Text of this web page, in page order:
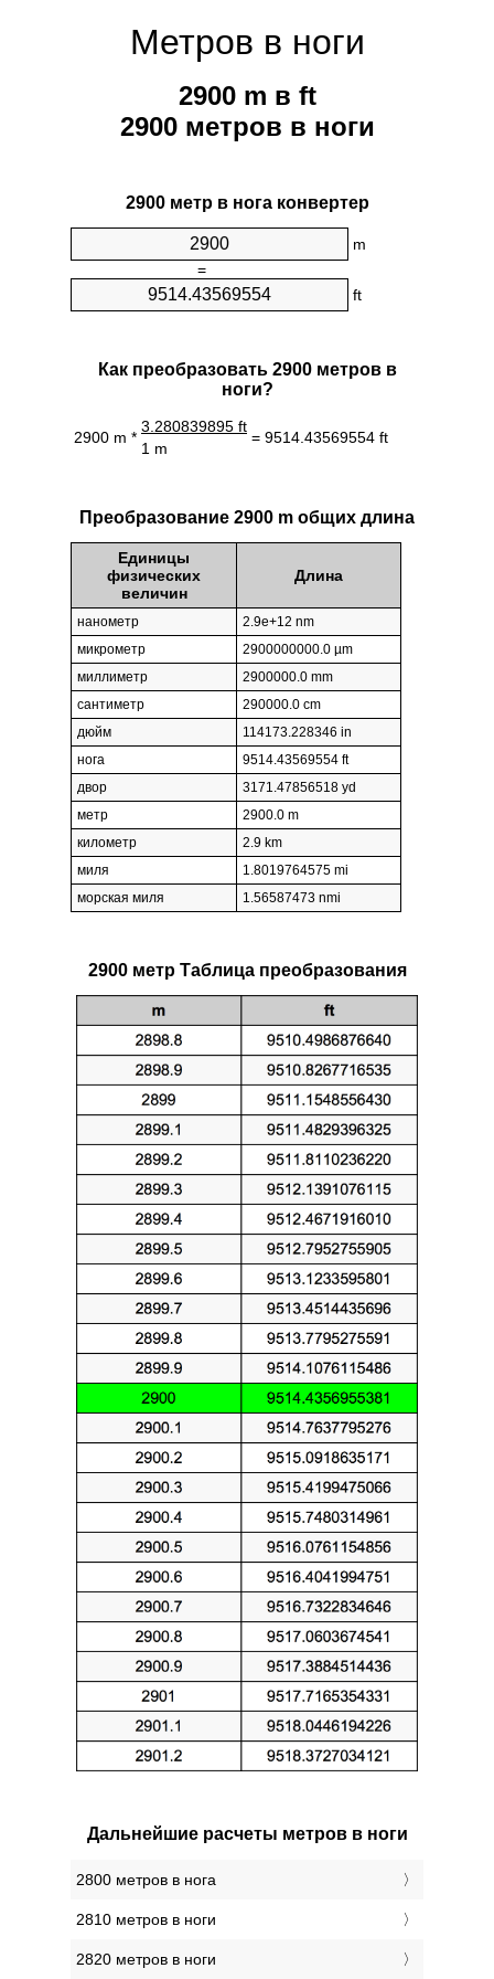
Метров в ноги
2900 m в ft
2900 метров в ноги
2900 метр в нога конвертер
m
=
ft
Как преобразовать 2900 метров в
ноги?
2900 m *
3.280839895 ft
= 9514.43569554 ft
1 m
Преобразование 2900 m общих длина
Единицы
физических
величин
Длина
нанометр
2.9e+12 nm
микрометр
2900000000.0 µm
миллиметр
2900000.0 mm
сантиметр
290000.0 cm
дюйм
114173.228346 in
нога
9514.43569554 ft
двор
3171.47856518 yd
метр
2900.0 m
километр
2.9 km
миля
1.8019764575 mi
морская миля
1.56587473 nmi
2900 метр Таблица преобразования
Дальнейшие расчеты метров в ноги
2800 метров в нога
2810 метров в ноги
2820 метров в ноги